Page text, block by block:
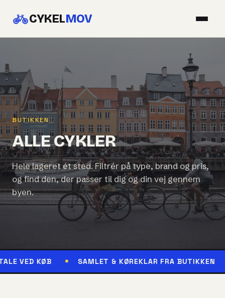
CYKELMOV
BUTIKKEN
ALLE CYKLER
Hele lageret ét sted. Filtrér på type, brand og pris,
og find den, der passer til dig og din vej gennem
byen.
SAMLET & KØREKLAR FRA BUTIKKEN